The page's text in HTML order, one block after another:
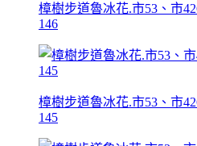
樟樹步道魯冰花.市53、市
146
樟樹步道魯冰花.市53、市
145